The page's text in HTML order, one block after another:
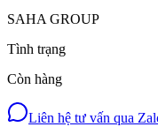
SAHA GROUP
Tình trạng
Còn hàng
Liên hệ tư vấn qua